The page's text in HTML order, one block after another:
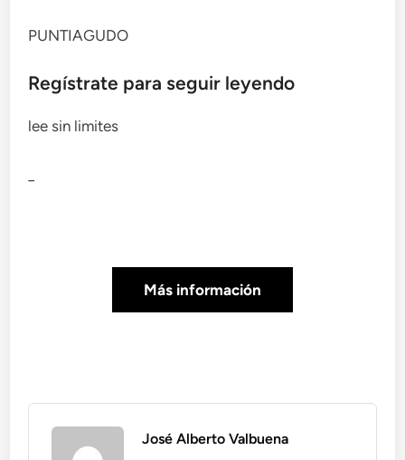
PUNTIAGUDO
Regístrate para seguir leyendo
lee sin limites
Más información
José Alberto Valbuena